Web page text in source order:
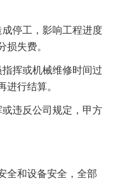
停工，影响工程进度
损失费。
挥或机械维修时间过
进行结算。
违反公司规定，甲方
全和设备安全，全部